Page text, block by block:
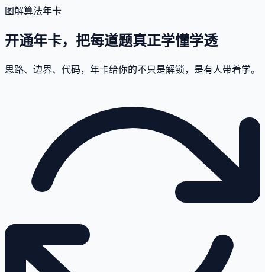
图解算法年卡
开通年卡，把每道题真正学懂学透
思路、边界、代码，年卡给你的不只是解锁，是有人带着学。